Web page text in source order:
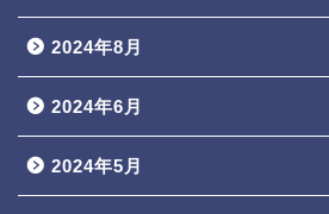
2024年8月
2024年6月
2024年5月